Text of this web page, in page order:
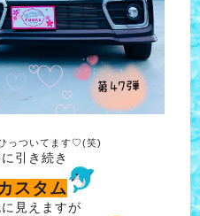
っついてます♡(笑)
引き続き
スタム
見えますが